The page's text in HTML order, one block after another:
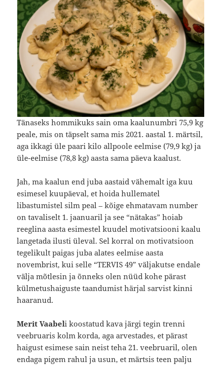
Tänaseks hommikuks sain oma kaalunumbri 75,9 kg
peale, mis on täpselt sama mis 2021. aastal 1. märtsil,
aga ikkagi üle paari kilo allpoole eelmise (79,9 kg) ja
üle-eelmise (78,8 kg) aasta sama päeva kaalust.
Jah, ma kaalun end juba aastaid vähemalt iga kuu
esimesel kuupäeval, et hoida hullematel
libastumistel silm peal – kõige ehmatavam number
on tavaliselt 1. jaanuaril ja see “nätakas” hoiab
reeglina aasta esimestel kuudel motivatsiooni kaalu
langetada ilusti üleval. Sel korral on motivatsioon
tegelikult paigas juba alates eelmise aasta
novembrist, kui selle “TERVIS 49” väljakutse endale
välja mõtlesin ja õnneks olen nüüd kohe pärast
külmetushaiguste taandumist härjal sarvist kinni
haaranud.
Merit Vaabeli koostatud kava järgi tegin trenni
veebruaris kolm korda, aga arvestades, et pärast
haigust esimese sain neist teha 21. veebruaril, olen
endaga pigem rahul ja usun, et märtsis teen palju